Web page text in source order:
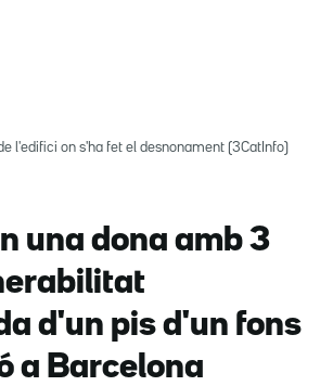
l'edifici on s'ha fet el desnonament (3CatInfo)
una dona amb 3
d'un pis d'un fons
a Barcelona